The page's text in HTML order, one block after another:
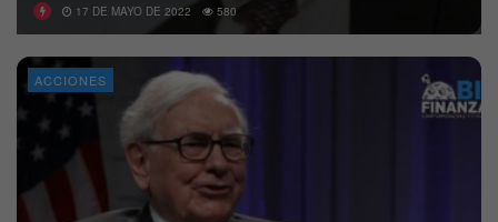
17 DE MAYO DE 2022 580
ACCIONES